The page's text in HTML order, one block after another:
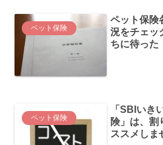
ペット保険
ペット保険
況をチェッ
ちに待った
ペット保険
「SBIいき
険」は、割
ススメしま